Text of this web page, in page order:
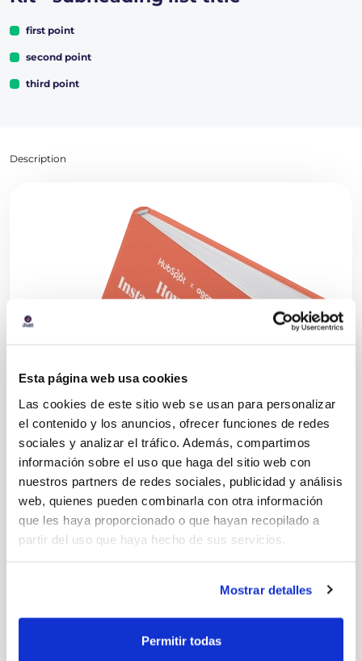
Esta página web usa cookies
Las cookies de este sitio web se usan para personalizar
el contenido y los anuncios, ofrecer funciones de redes
sociales y analizar el tráfico. Además, compartimos
información sobre el uso que haga del sitio web con
nuestros partners de redes sociales, publicidad y análisis
web, quienes pueden combinarla con otra información
que les haya proporcionado o que hayan recopilado a
partir del uso que haya hecho de sus servicios.
Mostrar detalles
Permitir todas
first point
second point
third point
Description
Kit